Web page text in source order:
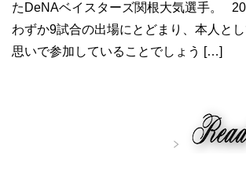
たDeNAベイスターズ関根大気選手。
わずか9試合の出場にとどまり、本人と
思いで参加していることでしょう […]